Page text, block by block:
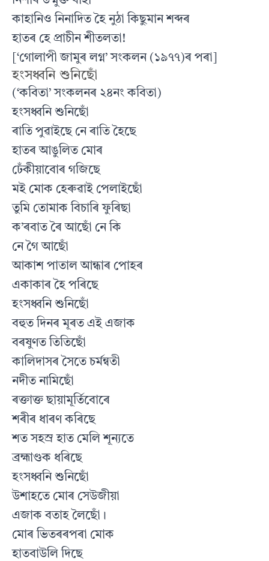
কাহানিও নিনাদিত হৈ নুঠা কিছুমান শব্দৰ
হাতৰ হে প্ৰাচীন শীতলতা!
[‘গোলাপী জামুৰ লগ্ন’ সংকলন (১৯৭৭)ৰ পৰা]
হংসধ্বনি শুনিছোঁ
(‘কবিতা’ সংকলনৰ ২৪নং কবিতা)
হংসধ্বনি শুনিছোঁ
ৰাতি পুৱাইছে নে ৰাতি হৈছে
হাতৰ আঙুলিত মোৰ
ঢেঁকীয়াবোৰ গজিছে
মই মোক হেৰুৱাই পেলাইছোঁ
তুমি তোমাক বিচাৰি ফুৰিছা
ক’ৰবাত ৰৈ আছোঁ নে কি
নে গৈ আছোঁ
আকাশ পাতাল আন্ধাৰ পোহৰ
একাকাৰ হৈ পৰিছে
হংসধ্বনি শুনিছোঁ
বহুত দিনৰ মূৰত এই এজাক
বৰষুণত তিতিছোঁ
কালিদাসৰ সৈতে চৰ্মন্বতী
নদীত নামিছোঁ
ৰক্তাক্ত ছায়ামূৰ্তিবোৰে
শৰীৰ ধাৰণ কৰিছে
শত সহস্র হাত মেলি শূন্যতে
ব্রহ্মাণ্ডক ধৰিছে
হংসধ্বনি শুনিছোঁ
উশাহতে মোৰ সেউজীয়া
এজাক বতাহ লৈছোঁ।
মোৰ ভিতৰৰপৰা মোক
হাতবাউলি দিছে